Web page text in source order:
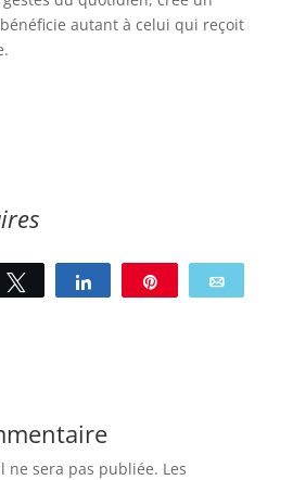
autant à celui qui reçoit
Tweetez Partagez Enregistrer
ne sera pas publiée. Les